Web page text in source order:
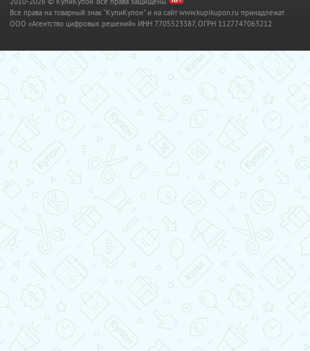
Все права на товарный знак "КупиКупон" и на сайт www.kupikupon.ru принадлежат
OOO «Агентство цифровых решений» ИНН 7705523387, ОГРН 1127747063212